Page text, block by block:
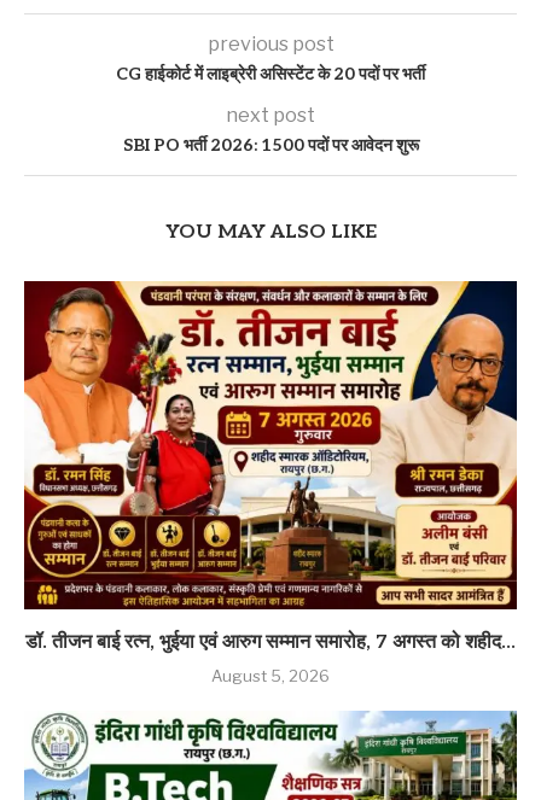
previous post
CG हाईकोर्ट में लाइब्रेरी असिस्टेंट के 20 पदों पर भर्ती
next post
SBI PO भर्ती 2026: 1500 पदों पर आवेदन शुरू
YOU MAY ALSO LIKE
डॉ. तीजन बाई रत्न, भुईया एवं आरुग सम्मान समारोह, 7 अगस्त को शहीद...
August 5, 2026